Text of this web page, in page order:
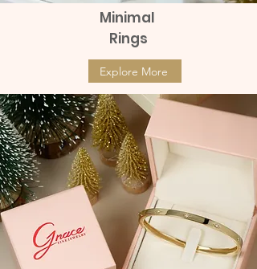
Minimal
Rings
Explore More